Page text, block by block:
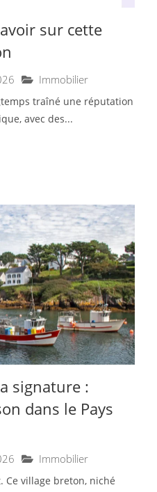
sur cette
Immobilier
traîné une réputation
avec des...
signature :
dans le Pays
Immobilier
Ce village breton, niché